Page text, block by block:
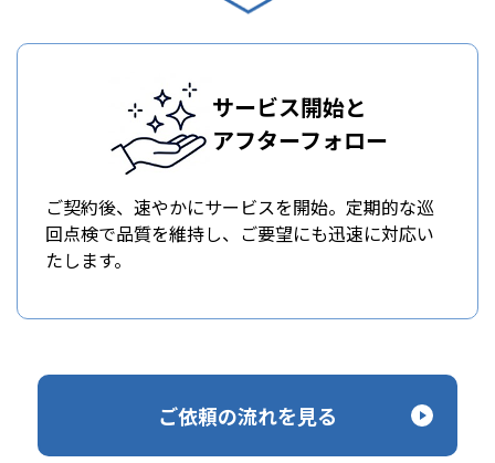
サービス開始と
アフターフォロー
ご契約後、速やかにサービスを開始。定期的な巡
回点検で品質を維持し、ご要望にも迅速に対応い
たします。
ご依頼の流れを見る